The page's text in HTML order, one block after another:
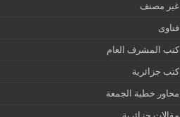
غير مصنف
فتاوى
كتب المشرف العام
كتب جزائرية
محاور خطبة الجمعة